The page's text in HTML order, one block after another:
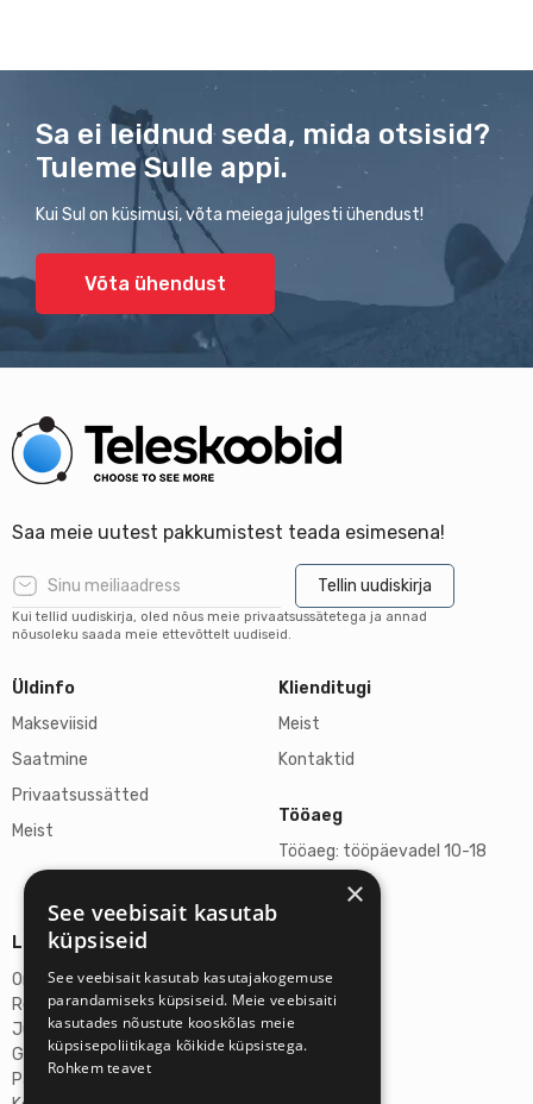
Sa ei leidnud seda, mida otsisid?
Tuleme Sulle appi.
Kui Sul on küsimusi, võta meiega julgesti ühendust!
Võta ühendust
Saa meie uutest pakkumistest teada esimesena!
Tellin uudiskirja
Kui tellid uudiskirja, oled nõus meie privaatsussätetega ja annad
nõusoleku saada meie ettevõttelt uudiseid.
Üldinfo
Makseviisid
Saatmine
Privaatsussätted
Meist
Klienditugi
Meist
Kontaktid
Tööaeg
Tööaeg: tööpäevadel 10-18
L, P suletud
Lisainfo
Omicron SIA
Reg-nr: 40103272028
Juriidiline aadress:
Ganibu Dambis 2A, Riia, Läti, LV-1045
Pank: AS Swedbank
×
See veebisait kasutab
küpsiseid
See veebisait kasutab kasutajakogemuse
parandamiseks küpsiseid. Meie veebisaiti
kasutades nõustute kooskõlas meie
küpsisepoliitikaga kõikide küpsistega.
Rohkem teavet